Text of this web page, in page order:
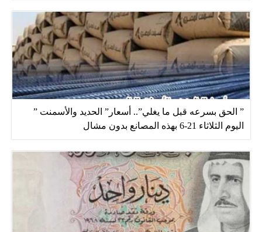
” الحق بسرعه قبل ما يغلي”.. أسعار” الحديد والأسمنت ”
اليوم الثلاثاء 21-6 بهذه المصانع بدون مشال